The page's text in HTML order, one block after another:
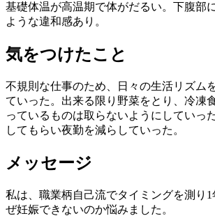
基礎体温が高温期で体がだるい。下腹部
ような違和感あり。
気をつけたこと
不規則な仕事のため、日々の生活リズム
ていった。出来る限り野菜をとり、冷凍
っているものは取らないようにしていっ
してもらい夜勤を減らしていった。
メッセージ
私は、職業柄自己流でタイミングを測り
ぜ妊娠できないのか悩みました。